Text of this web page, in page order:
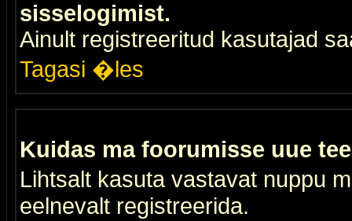
sisselogimist.
Ainult registreeritud kasutajad
Tagasi �les
Kuidas ma foorumisse uue
Lihtsalt kasuta vastavat nuppu
eelnevalt registreerida.